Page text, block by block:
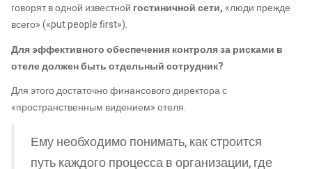
говорят в одной известной гостиничной сети, «люди прежде
всего» («put people first»).
Для эффективного обеспечения контроля за рисками в
отеле должен быть отдельный сотрудник?
Для этого достаточно финансового директора с
«пространственным видением» отеля.
Ему необходимо понимать, как строится
путь каждого процесса в организации, где